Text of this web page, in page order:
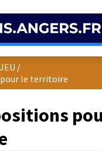
/
le territoire